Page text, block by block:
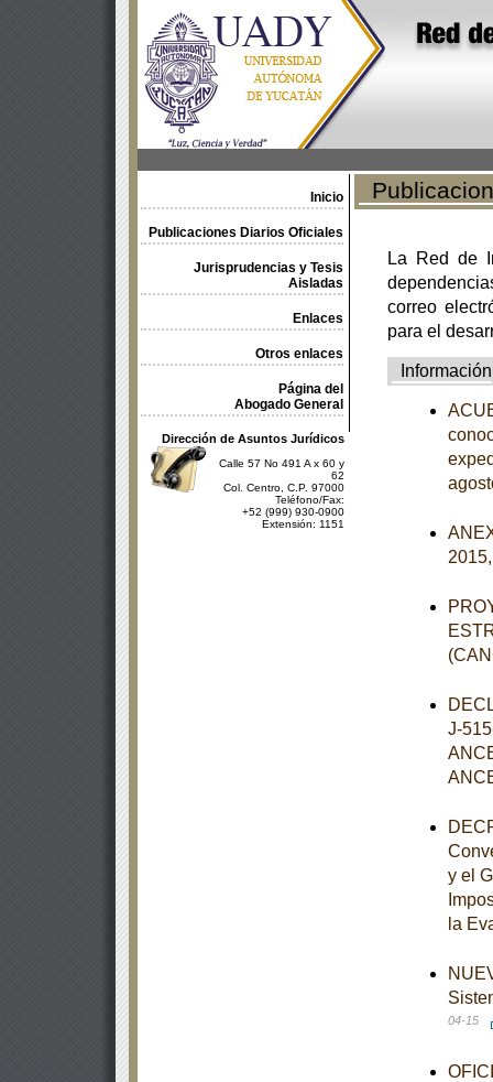
Inicio
Publicaciones Diarios Oficiales
Jurisprudencias y Tesis
Aisladas
Enlaces
Otros enlaces
Página del
Abogado General
Dirección de Asuntos Jurídicos
Calle 57 No 491 A x 60 y
62
Col. Centro, C.P. 97000
Teléfono/Fax:
+52 (999) 930-0900
Extensión: 1151
La Red de
correo
para el
Información
J-
y el
la
04-15